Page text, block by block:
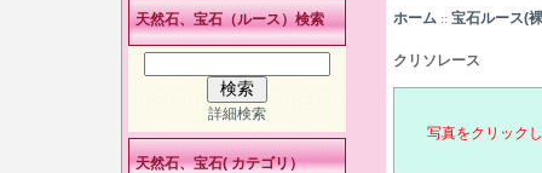
ホーム :: 宝石ルース(
クリソレース
写真をクリック
天然石、宝石（ルース）検索
詳細検索
天然石、宝石( カテゴリ）